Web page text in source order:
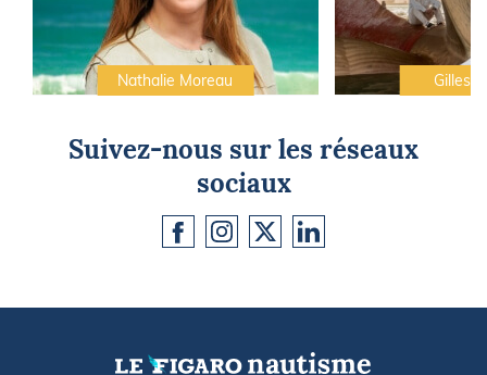
Nathalie Moreau Gilles
Suivez-nous sur les réseaux
sociaux